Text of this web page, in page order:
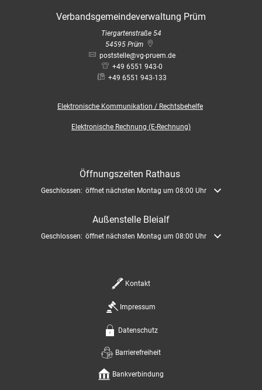
Verbandsgemeindeverwaltung Prüm
Tiergartenstraße 54
54595 Prüm
poststelle@vg-pruem.de
+49 6551 943-0
+49 6551 943-133
Elektronische Kommunikation / Rechtsbehelfe
Elektronische Rechnung (E-Rechnung)
Öffnungszeiten Rathaus
Klicken, um weitere Öffnungs- oder Schließzeiten auszublenden
Geschlossen: öffnet nächsten Montag um 08:00 Uhr
Außenstelle Bleialf
Klicken, um weitere Öffnungs- oder Schließzeiten auszublenden
Geschlossen: öffnet nächsten Montag um 08:00 Uhr
Kontakt
Impressum
Datenschutz
Barrierefreiheit
Bankverbindung